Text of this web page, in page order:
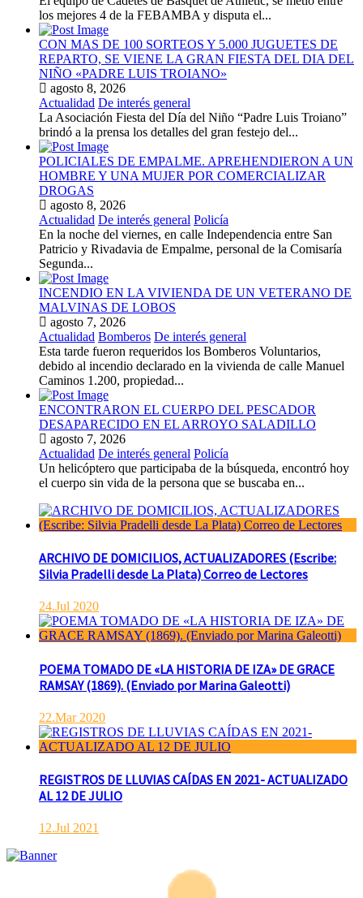
los mejores 4 de la FEBAMBA y disputa el...
CON MAS DE 100 SORTEOS Y 5.000 JUGUETES DE
REPARTO, SE VIENE LA GRAN FIESTA DEL DIA DEL
NIÑO «PADRE LUIS TROIANO»
agosto 8, 2026
Actualidad De interés general
La Asociación Fiesta del Día del Niño “Padre Luis Troiano”
brindó a la prensa los detalles del gran festejo del...
POLICIALES DE EMPALME. APREHENDIERON A UN
HOMBRE Y UNA MUJER POR COMERCIALIZAR
DROGAS
agosto 8, 2026
Actualidad De interés general Policía
En la noche del viernes, en calle Independencia entre San
Patricio y Rivadavia de Empalme, personal de la Comisaría
Segunda...
INCENDIO EN LA VIVIENDA DE UN VETERANO DE
MALVINAS DE LOBOS
agosto 7, 2026
Actualidad Bomberos De interés general
Esta tarde fueron requeridos los Bomberos Voluntarios,
debido al incendio declarado en la vivienda de calle Manuel
Caminos 1.200, propiedad...
ENCONTRARON EL CUERPO DEL PESCADOR
DESAPARECIDO EN EL ARROYO SALADILLO
agosto 7, 2026
Actualidad De interés general Policía
Un helicóptero que participaba de la búsqueda, encontró hoy
el cuerpo sin vida de la persona que se buscaba en...
ARCHIVO DE DOMICILIOS, ACTUALIZADORES (Escribe:
Silvia Pradelli desde La Plata) Correo de Lectores
24.Jul 2020
POEMA TOMADO DE «LA HISTORIA DE IZA» DE GRACE
RAMSAY (1869). (Enviado por Marina Galeotti)
22.Mar 2020
REGISTROS DE LLUVIAS CAÍDAS EN 2021- ACTUALIZADO
AL 12 DE JULIO
12.Jul 2021